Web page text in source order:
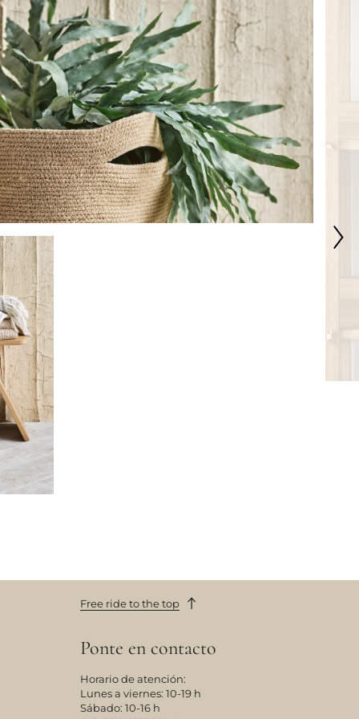
Free ride to the top
Ponte en contacto
Horario de atención:
Lunes a viernes: 10-19 h
Sábado: 10-16 h